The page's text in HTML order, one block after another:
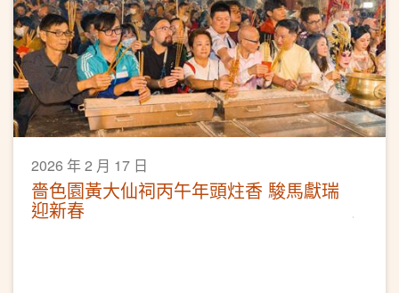
2026 年 2 月 17 日
嗇色園黃大仙祠丙午年頭炷香 駿馬獻瑞
迎新春